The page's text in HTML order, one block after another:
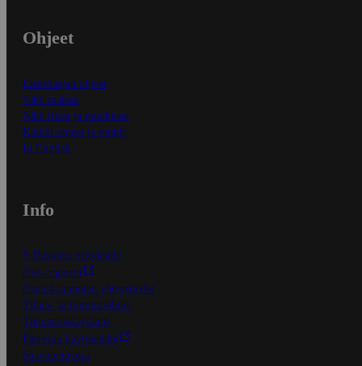
Ohjeet
Ensitilaajan ohjeet
Näin maksat
Näin tilaat ja muokkaat
Kaikki ohjeet ja vinkit
In English
Info
S-Business yrityksille
Oiva-raportit
Osuuskauppojen yhteystiedot
Tilaus- ja toimitusehdot
Tietosuojakäytäntö
Palvelun käyttöehdot
Saavutettavuus